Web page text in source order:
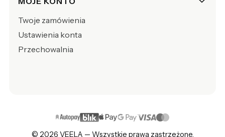
Twoje zamówienia
Ustawienia konta
Przechowalnia
© 2026 VEELA — Wszystkie prawa zastrzeżone.